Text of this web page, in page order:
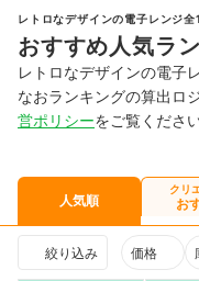
レトロなデザインの電子レンジ全
おすすめ人気ラ
レトロなデザインの電子
なおランキングの算出ロ
営ポリシーをご覧ください
人気順
クリ
お
絞り込み 価格